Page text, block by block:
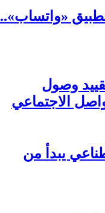
«واتساب»..
وصول
الاجتماعي
يبدأ من